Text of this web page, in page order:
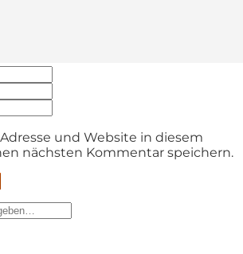
und Website in diesem
nächsten Kommentar speichern.